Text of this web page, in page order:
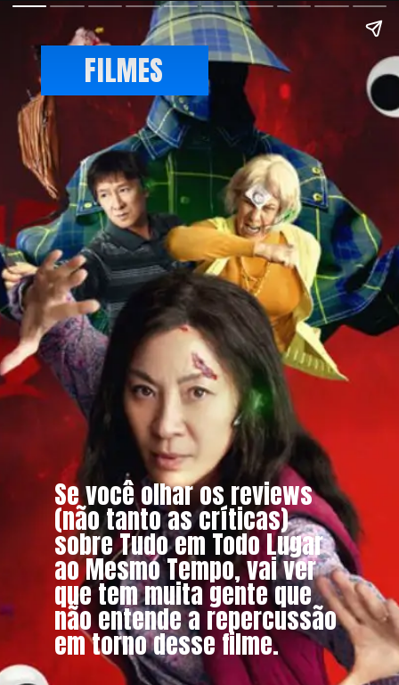
Se você olhar os reviews
(não tanto as críticas)
sobre Tudo em Todo Lugar
ao Mesmo Tempo, vai ver
que tem muita gente que
não entende a repercussão
em torno desse filme.
FILMES